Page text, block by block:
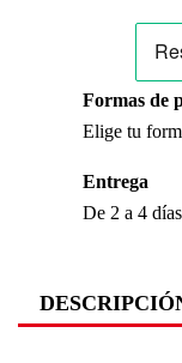
Formas de
Elige tu
Entrega
De 2 a 4